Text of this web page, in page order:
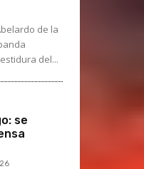
de la
del...
se